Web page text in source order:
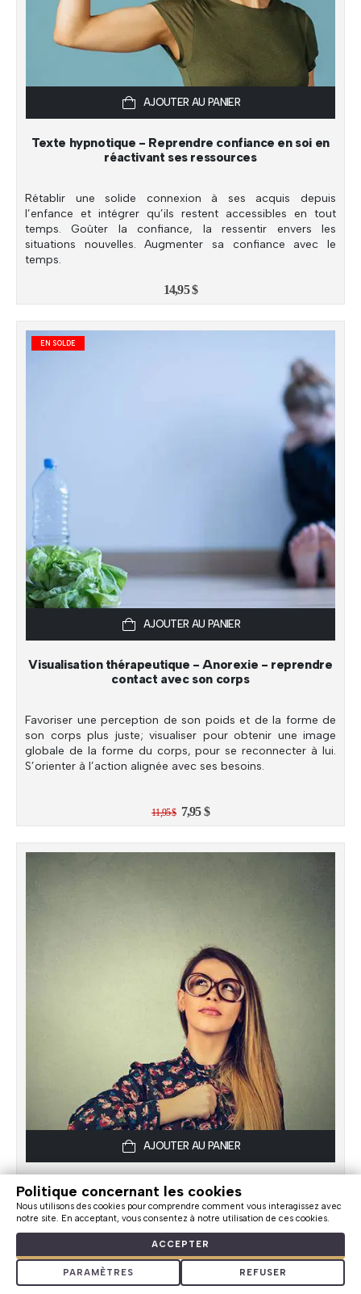
AJOUTER AU PANIER
Texte hypnotique - Reprendre confiance en soi en
réactivant ses ressources
Rétablir une solide connexion à ses acquis depuis
l’enfance et intégrer qu’ils restent accessibles en tout
temps. Goûter la confiance, la ressentir envers les
situations nouvelles. Augmenter sa confiance avec le
temps.
14,95$
EN SOLDE
AJOUTER AU PANIER
Visualisation thérapeutique - Anorexie - reprendre
contact avec son corps
Favoriser une perception de son poids et de la forme de
son corps plus juste; visualiser pour obtenir une image
globale de la forme du corps, pour se reconnecter à lui.
S’orienter à l’action alignée avec ses besoins.
11,95$ Le
était :
7,95$Le
est :
AJOUTER AU PANIER
Script hypnotique - Se respecter soi-même
(Favoriser l’amélioration progressive de son respect de
soi; augmenter son estime personnelle.) Travailler son
amour personnel (acceptation, sentiment d’
Augmenter sa confiance. Agir pour prendre soin de soi.
Politique concernant les cookies
Nous utilisons des cookies pour comprendre comment vous interagissez avec
notre site. En acceptant, vous consentez à notre utilisation de ces cookies.
PARAMÈTRES REFUSER
ACCEPTER